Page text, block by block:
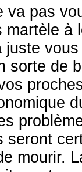
va pas
martèle à
juste
sorte de
seront
mourir.